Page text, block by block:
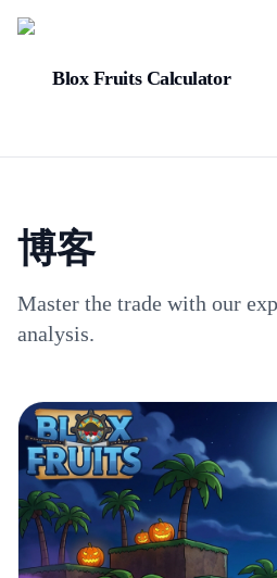
Blox Fruits Calculator
博客
Master the trade with our
analysis.